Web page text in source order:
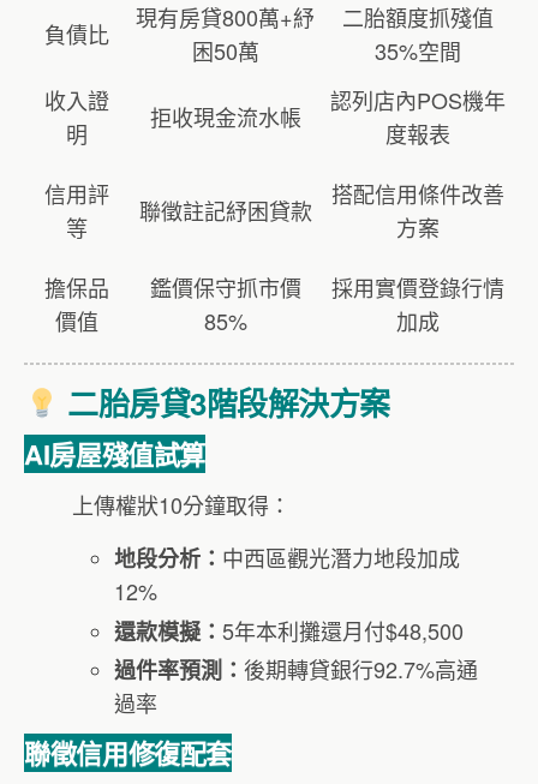
負債比
現有房貸800萬+紓
困50萬
二胎額度抓殘值
35%空間
收入證
明
拒收現金流水帳
認列店內POS機年
度報表
信用評
等
聯徵註記紓困貸款
搭配信用條件改善
方案
擔保品
價值
鑑價保守抓市價
85%
採用實價登錄行情
加成
二胎房貸3階段解決方案
AI房屋殘值試算
上傳權狀10分鐘取得：
地段分析： 中西區觀光潛力地段加成
12%
還款模擬： 5年本利攤還月付$48,500
過件率預測： 後期轉貸銀行92.7%高通
過率
聯徵信用修復配套